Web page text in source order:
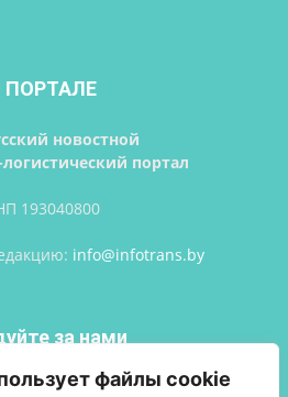
файлы cookie
ПОРТАЛЕ
новостной
портал
193040800
info@infotrans.bу
за нами